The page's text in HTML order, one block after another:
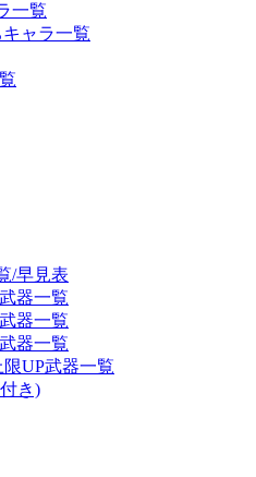
一覧
ャラ一覧
/早見表
器一覧
器一覧
器一覧
限UP武器一覧
き)